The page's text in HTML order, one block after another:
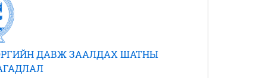
ДАВЖ ЗААЛДАХ ШАТНЫ